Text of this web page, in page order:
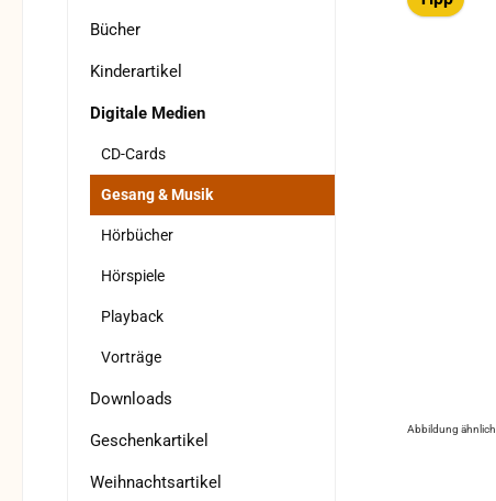
Bücher
Kinderartikel
Digitale Medien
CD-Cards
Gesang & Musik
Hörbücher
Hörspiele
Playback
Vorträge
Downloads
Geschenkartikel
Weihnachtsartikel
Abbildung ähnlich